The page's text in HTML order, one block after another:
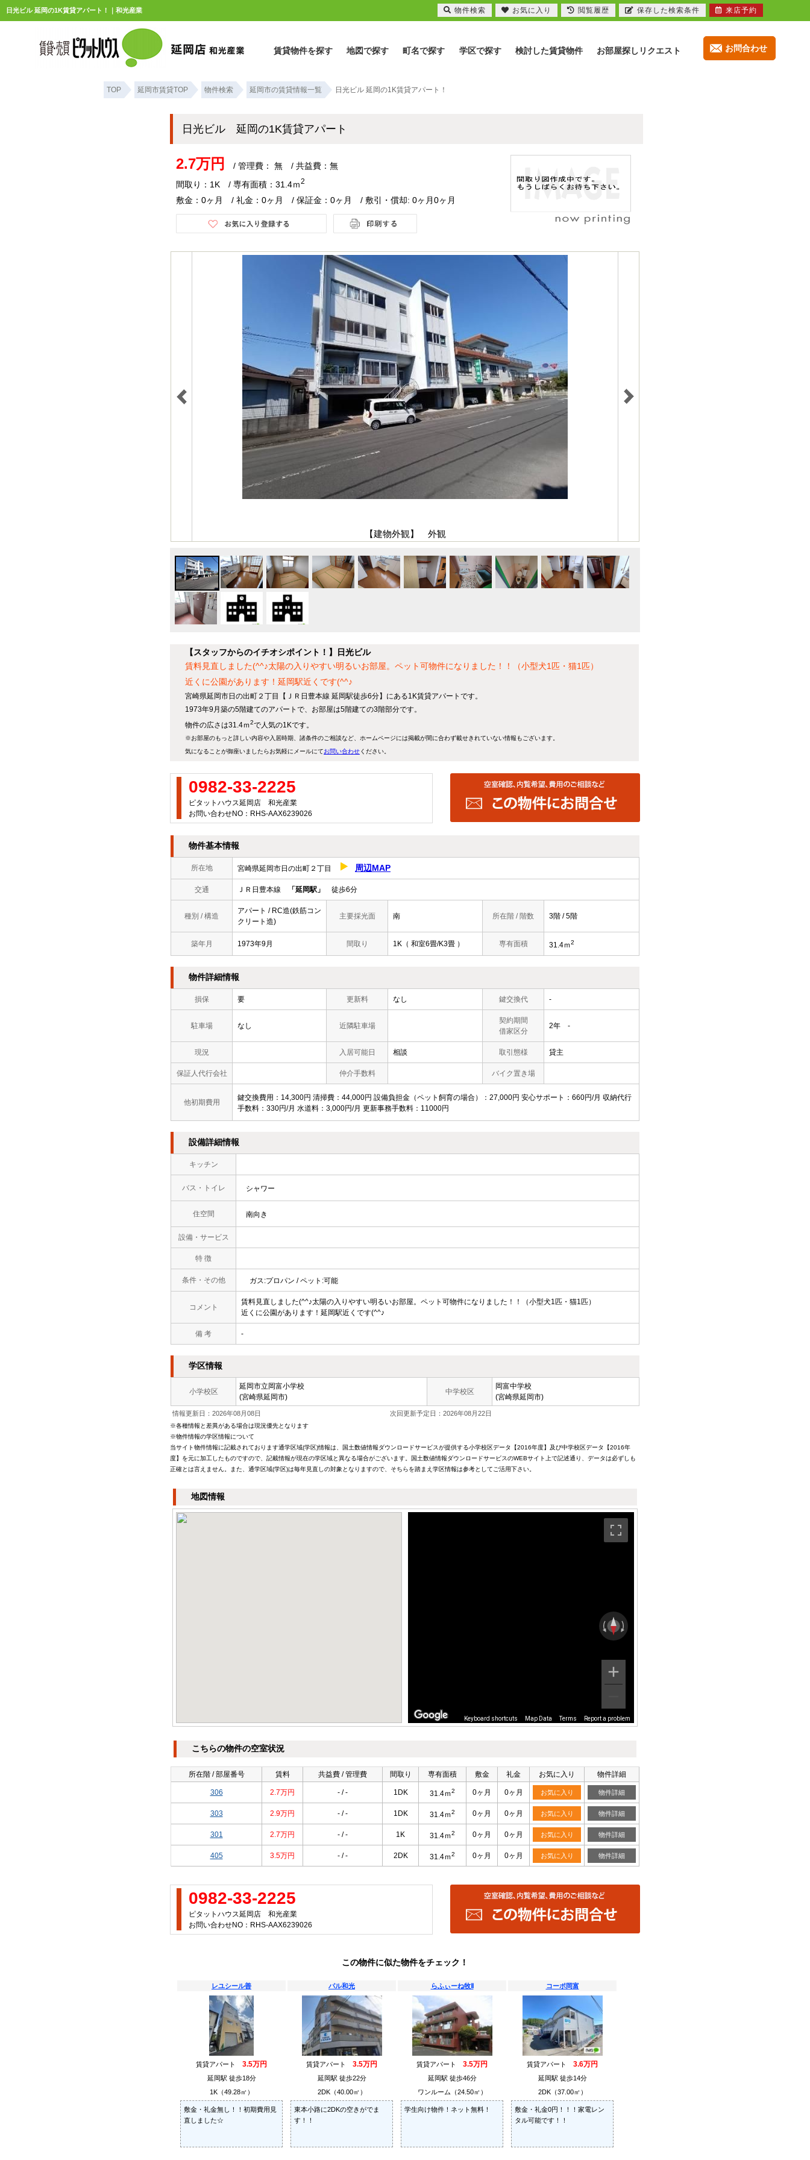
日光ビル 延岡の1K賃貸アパート！｜和光産業
お問合わせ
賃貸物件を探す 地図で探す 町名で探す 学区で探す 検討した賃貸物件 お部屋探しリクエスト
TOP 延岡市賃貸TOP 物件検索 延岡市の賃貸情報一覧 日光ビル 延岡の1K賃貸アパート！
日光ビル 延岡の1K賃貸アパート
2.7万円
/ 管理費： 無 / 共益費：無
間取り：1K / 専有面積：31.4ｍ2
敷金：0ヶ月 / 礼金：0ヶ月 / 保証金：0ヶ月 / 敷引・償却: 0ヶ月0ヶ月
【建物外観】 外観
【スタッフからのイチオシポイント！】日光ビル
賃料見直しました(^^♪太陽の入りやすい明るいお部屋。ペット可物件になりました！！（小型犬1匹・猫1匹）
近くに公園があります！延岡駅近くです(^^♪
宮崎県延岡市日の出町２丁目【ＪＲ日豊本線 延岡駅徒歩6分】にある1K賃貸アパートです。
1973年9月築の5階建てのアパートで、お部屋は5階建ての3階部分です。
物件の広さは31.4ｍ2で人気の1Kです。
※お部屋のもっと詳しい内容や入居時期、諸条件のご相談など、ホームページには掲載が間に合わず載せきれていない情報もございます。
気になることが御座いましたらお気軽にメールにてお問い合わせください。
0982-33-2225
ピタットハウス延岡店 和光産業
お問い合わせNO：RHS-AAX6239026
物件基本情報
所在地 宮崎県延岡市日の出町２丁目 周辺MAP
交通 ＪＲ日豊本線 「延岡駅」 徒歩6分
種別 / 構造
アパート / RC造(鉄筋コン
クリート造)
主要採光面 南 所在階 / 階数 3階 / 5階
築年月 1973年9月 間取り 1K（ 和室6畳/K3畳 ） 専有面積 31.4ｍ2
物件詳細情報
損保 要 更新料 なし 鍵交換代 -
駐車場 なし 近隣駐車場
契約期間
借家区分
2年 -
現況 入居可能日 相談 取引態様 貸主
保証人代行会社 仲介手数料 バイク置き場
他初期費用
鍵交換費用：14,300円 清掃費：44,000円 設備負担金（ペット飼育の場合）：27,000円 安心サポート：660円/月 収納代行
手数料：330円/月 水道料：3,000円/月 更新事務手数料：11000円
設備詳細情報
キッチン
バス・トイレ シャワー
住空間 南向き
設備・サービス
特 徴
条件・その他 ガス:プロパン / ペット:可能
コメント
賃料見直しました(^^♪太陽の入りやすい明るいお部屋。ペット可物件になりました！！（小型犬1匹・猫1匹）
近くに公園があります！延岡駅近くです(^^♪
備 考 -
学区情報
小学校区
延岡市立岡富小学校
(宮崎県延岡市)
中学校区
岡富中学校
(宮崎県延岡市)
情報更新日：2026年08月08日 次回更新予定日：2026年08月22日
※各種情報と差異がある場合は現況優先となります
※物件情報の学区情報について
当サイト物件情報に記載されております通学区域(学区)情報は、国土数値情報ダウンロードサービスが提供する小学校区データ【2016年度】及び中学校区データ【2016年
度】を元に加工したものですので、記載情報が現在の学区域と異なる場合がございます。国土数値情報ダウンロードサービスのWEBサイト上で記述通り、データは必ずしも
正確とは言えません。また、通学区域(学区)は毎年見直しの対象となりますので、そちらを踏まえ学区情報は参考としてご活用下さい。
地図情報
Keyboard shortcuts Map Data Terms Report a problem
こちらの物件の空室状況
所在階 / 部屋番号 賃料 共益費 / 管理費 間取り 専有面積 敷金 礼金 お気に入り 物件詳細
306 2.7万円 - / - 1DK 31.4ｍ2 0ヶ月 0ヶ月 お気に入り 物件詳細
303 2.9万円 - / - 1DK 31.4ｍ2 0ヶ月 0ヶ月 お気に入り 物件詳細
301 2.7万円 - / - 1K 31.4ｍ2 0ヶ月 0ヶ月 お気に入り 物件詳細
405 3.5万円 - / - 2DK 31.4ｍ2 0ヶ月 0ヶ月 お気に入り 物件詳細
0982-33-2225
ピタットハウス延岡店 和光産業
お問い合わせNO：RHS-AAX6239026
この物件に似た物件をチェック！
レユシール善
賃貸アパート 3.5万円
延岡駅 徒歩18分
1K（49.28㎡）
敷金・礼金無し！！初期費用見
直しました☆
パル和光
賃貸アパート 3.5万円
延岡駅 徒歩22分
2DK（40.00㎡）
東本小路に2DKの空きがでま
す！！
らふぃーね牧Ⅱ
賃貸アパート 3.5万円
延岡駅 徒歩46分
ワンルーム（24.50㎡）
学生向け物件！ネット無料！
コーポ岡富
賃貸アパート 3.6万円
延岡駅 徒歩14分
2DK（37.00㎡）
敷金・礼金0円！！！家電レン
タル可能です！！
物件検索 お気に入り 閲覧履歴 保存した検索条件 来店予約